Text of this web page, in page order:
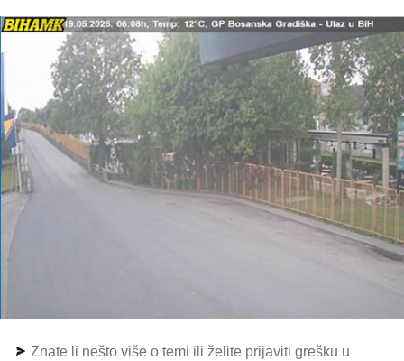
Znate li nešto više o temi ili želite prijaviti grešku u